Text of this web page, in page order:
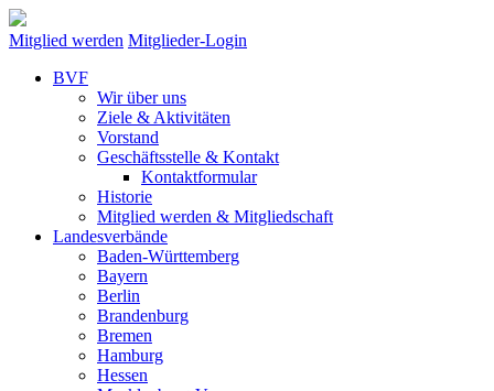
Mitglied werden Mitglieder-Login
BVF
Wir über uns
Ziele & Aktivitäten
Vorstand
Geschäftsstelle & Kontakt
Kontaktformular
Historie
Mitglied werden & Mitgliedschaft
Landesverbände
Baden-Württemberg
Bayern
Berlin
Brandenburg
Bremen
Hamburg
Hessen